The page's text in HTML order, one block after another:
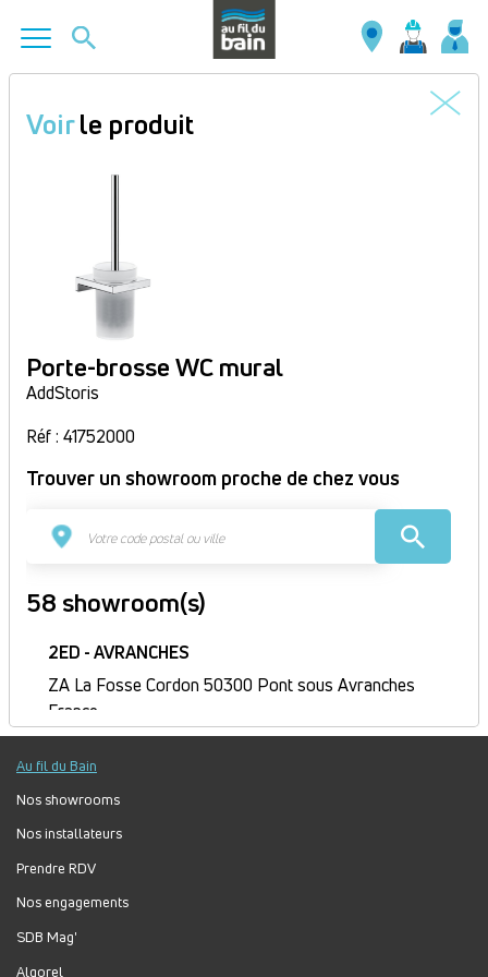
contenu
Voirle produit
Porte-brosse WC mural
AddStoris
Réf : 41752000
Trouver un showroom proche de chez vous
58 showroom(s)
2ED - AVRANCHES
ZA La Fosse Cordon 50300 Pont sous Avranches
France
Itinéraire
Fermé
Jour
Plage
horaire
Lundi :
Mardi :
Jeudi :
Vendredi : 8h-12h, 14h-17h
Samedi :
Au fil du Bain
Nos showrooms
Nos installateurs
Prendre RDV
Nos engagements
SDB Mag'
Algorel